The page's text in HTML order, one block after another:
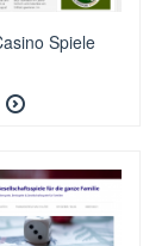
Spiele